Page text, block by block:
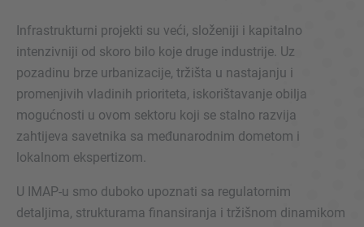
Infrastrukturni projekti su veći, složeniji i kapitalno
intenzivniji od skoro bilo koje druge industrije. Uz
pozadinu brze urbanizacije, tržišta u nastajanju i
promenjivih vladinih prioriteta, iskorištavanje obilja
mogućnosti u ovom sektoru koji se stalno razvija
zahtijeva savetnika sa međunarodnim dometom i
lokalnom ekspertizom.
U IMAP-u smo duboko upoznati sa regulatornim
detaljima, strukturama finansiranja i tržišnom dinamikom
Inquiry
Označite da ste pročitali i da se slažete s IMAP
pravnim obaveštenjem i pravilima o kolačićima.